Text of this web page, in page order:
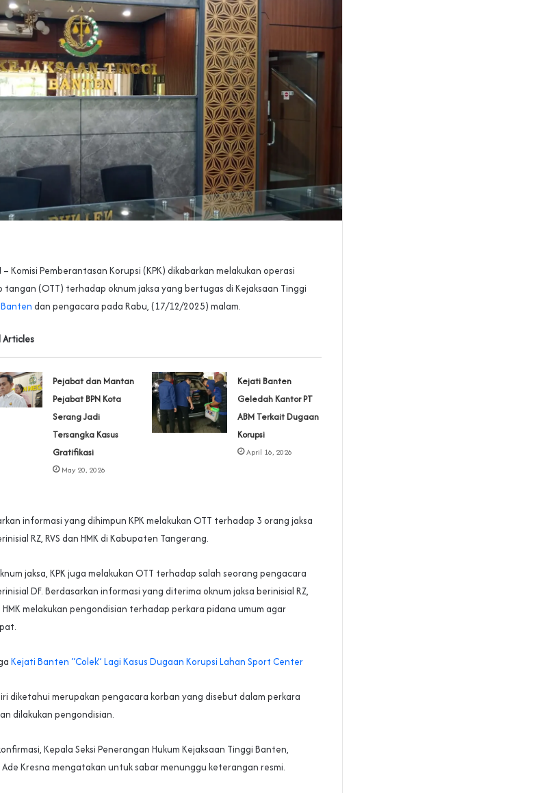
– Komisi Pemberantasan Korupsi (KPK) dikabarkan melakukan operasi
tangan (OTT) terhadap oknum jaksa yang bertugas di Kejaksaan Tinggi
dan pengacara pada Rabu, (17/12/2025) malam.
Pejabat dan Mantan
Pejabat BPN Kota
Serang Jadi
Tersangka Kasus
Gratifikasi
May 20, 2026
Kejati Banten
Geledah Kantor PT
ABM Terkait Dugaan
Korupsi
April 16, 2026
informasi yang dihimpun KPK melakukan OTT terhadap 3 orang jaksa
RZ, RVS dan HMK di Kabupaten Tangerang.
jaksa, KPK juga melakukan OTT terhadap salah seorang pengacara
DF. Berdasarkan informasi yang diterima oknum jaksa berinisial RZ,
HMK melakukan pengondisian terhadap perkara pidana umum agar
Kejati Banten “Colek” Lagi Kasus Dugaan Korupsi Lahan Sport Center
diketahui merupakan pengacara korban yang disebut dalam perkara
dilakukan pengondisian.
Kepala Seksi Penerangan Hukum Kejaksaan Tinggi Banten,
Kresna mengatakan untuk sabar menunggu keterangan resmi.